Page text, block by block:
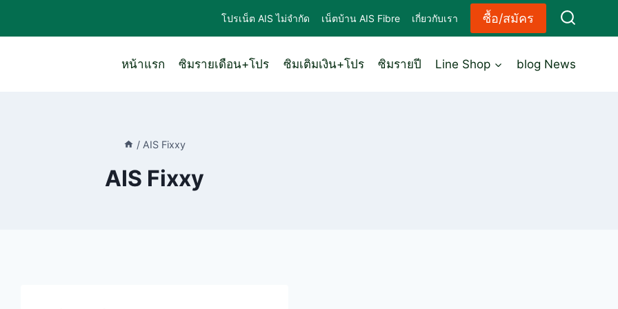
โปรเน็ต AIS ไม่จำกัด เน็ตบ้าน AIS Fibre เกี่ยวกับเรา ซื้อ/สมัคร
หน้าแรก ซิมรายเดือน+โปร ซิมเติมเงิน+โปร ซิมรายปี Line Shop blog News
/ AIS Fixxy
AIS Fixxy